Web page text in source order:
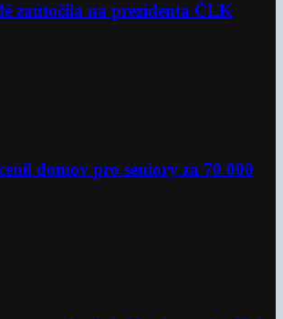
zaútočila na prezidenta ČLK
domov pro seniory za 70 000